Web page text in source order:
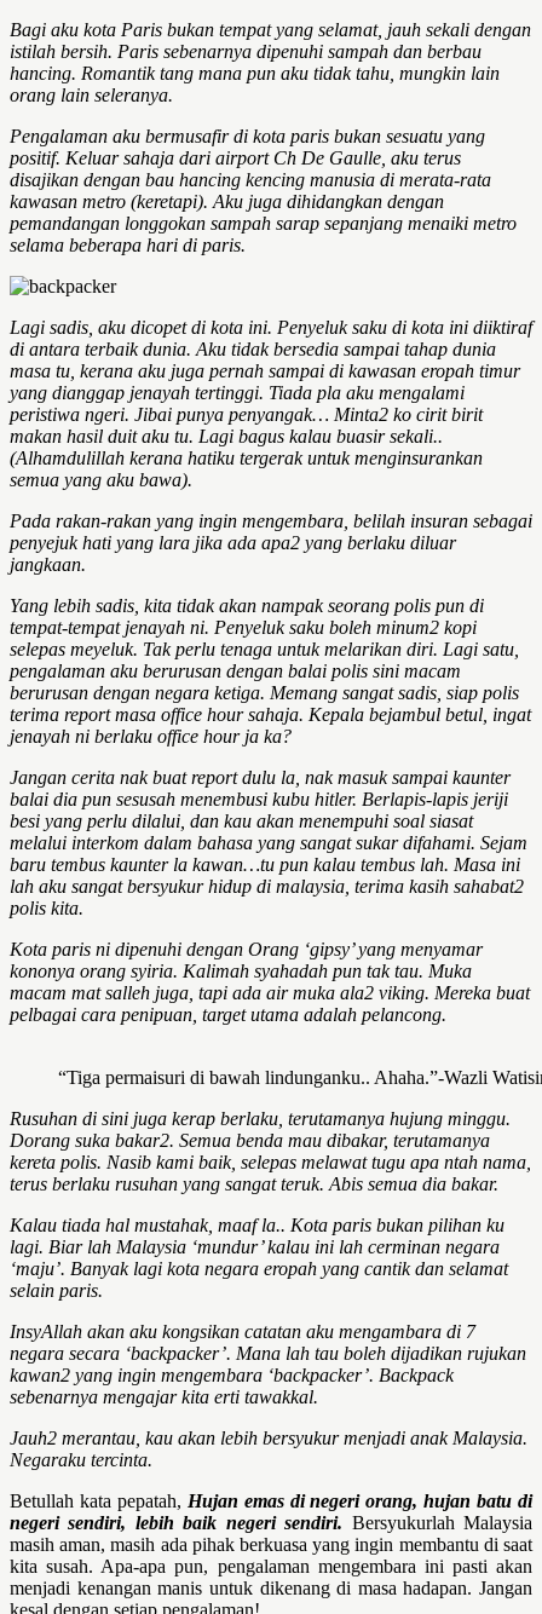
Bagi aku kota Paris bukan tempat yang selamat, jauh sekali dengan
istilah bersih. Paris sebenarnya dipenuhi sampah dan berbau
hancing. Romantik tang mana pun aku tidak tahu, mungkin lain
orang lain seleranya.
Pengalaman aku bermusafir di kota paris bukan sesuatu yang
positif. Keluar sahaja dari airport Ch De Gaulle, aku terus
disajikan dengan bau hancing kencing manusia di merata-rata
kawasan metro (keretapi). Aku juga dihidangkan dengan
pemandangan longgokan sampah sarap sepanjang menaiki metro
selama beberapa hari di paris.
Lagi sadis, aku dicopet di kota ini. Penyeluk saku di kota ini diiktiraf
di antara terbaik dunia. Aku tidak bersedia sampai tahap dunia
masa tu, kerana aku juga pernah sampai di kawasan eropah timur
yang dianggap jenayah tertinggi. Tiada pla aku mengalami
peristiwa ngeri. Jibai punya penyangak… Minta2 ko cirit birit
makan hasil duit aku tu. Lagi bagus kalau buasir sekali..
(Alhamdulillah kerana hatiku tergerak untuk menginsurankan
semua yang aku bawa).
Pada rakan-rakan yang ingin mengembara, belilah insuran sebagai
penyejuk hati yang lara jika ada apa2 yang berlaku diluar
jangkaan.
Yang lebih sadis, kita tidak akan nampak seorang polis pun di
tempat-tempat jenayah ni. Penyeluk saku boleh minum2 kopi
selepas meyeluk. Tak perlu tenaga untuk melarikan diri. Lagi satu,
pengalaman aku berurusan dengan balai polis sini macam
berurusan dengan negara ketiga. Memang sangat sadis, siap polis
terima report masa office hour sahaja. Kepala bejambul betul, ingat
jenayah ni berlaku office hour ja ka?
Jangan cerita nak buat report dulu la, nak masuk sampai kaunter
balai dia pun sesusah menembusi kubu hitler. Berlapis-lapis jeriji
besi yang perlu dilalui, dan kau akan menempuhi soal siasat
melalui interkom dalam bahasa yang sangat sukar difahami. Sejam
baru tembus kaunter la kawan…tu pun kalau tembus lah. Masa ini
lah aku sangat bersyukur hidup di malaysia, terima kasih sahabat2
polis kita.
Kota paris ni dipenuhi dengan Orang ‘gipsy’ yang menyamar
kononya orang syiria. Kalimah syahadah pun tak tau. Muka
macam mat salleh juga, tapi ada air muka ala2 viking. Mereka buat
pelbagai cara penipuan, target utama adalah pelancong.
“Tiga permaisuri di bawah lindunganku.. Ahaha.”-Wazli
Rusuhan di sini juga kerap berlaku, terutamanya hujung minggu.
Dorang suka bakar2. Semua benda mau dibakar, terutamanya
kereta polis. Nasib kami baik, selepas melawat tugu apa ntah nama,
terus berlaku rusuhan yang sangat teruk. Abis semua dia bakar.
Kalau tiada hal mustahak, maaf la.. Kota paris bukan pilihan ku
lagi. Biar lah Malaysia ‘mundur’ kalau ini lah cerminan negara
‘maju’. Banyak lagi kota negara eropah yang cantik dan selamat
selain paris.
InsyAllah akan aku kongsikan catatan aku mengambara di 7
negara secara ‘backpacker’. Mana lah tau boleh dijadikan rujukan
kawan2 yang ingin mengembara ‘backpacker’. Backpack
sebenarnya mengajar kita erti tawakkal.
Jauh2 merantau, kau akan lebih bersyukur menjadi anak Malaysia.
Negaraku tercinta.
Betullah kata pepatah, Hujan emas di negeri orang, hujan batu di
negeri sendiri, lebih baik negeri sendiri. Bersyukurlah Malaysia
masih aman, masih ada pihak berkuasa yang ingin membantu di saat
kita susah. Apa-apa pun, pengalaman mengembara ini pasti akan
menjadi kenangan manis untuk dikenang di masa hadapan. Jangan
kesal dengan setiap pengalaman!